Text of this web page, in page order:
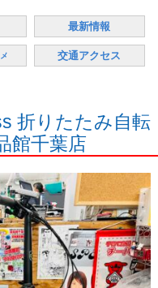
最新情報
交通アクセス
折りたたみ自転
館千葉店